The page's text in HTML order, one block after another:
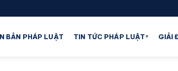
BẢN PHÁP LUẬT TIN TỨC PHÁP LUẬT▾ GIẢI